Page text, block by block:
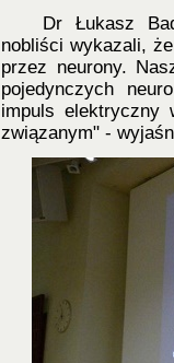
Dr Łukasz
nobliści wykazali,
przez neurony.
pojedynczych
impuls elektryczny
związanym" -